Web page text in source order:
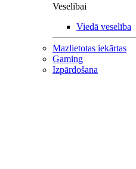
Veselībai
Viedā veselība
Mazlietotas iekārtas
Gaming
Izpārdošana